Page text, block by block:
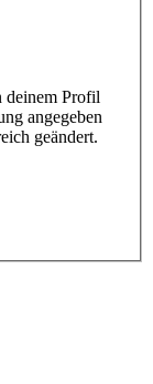
deinem Profil
angegeben
geändert.